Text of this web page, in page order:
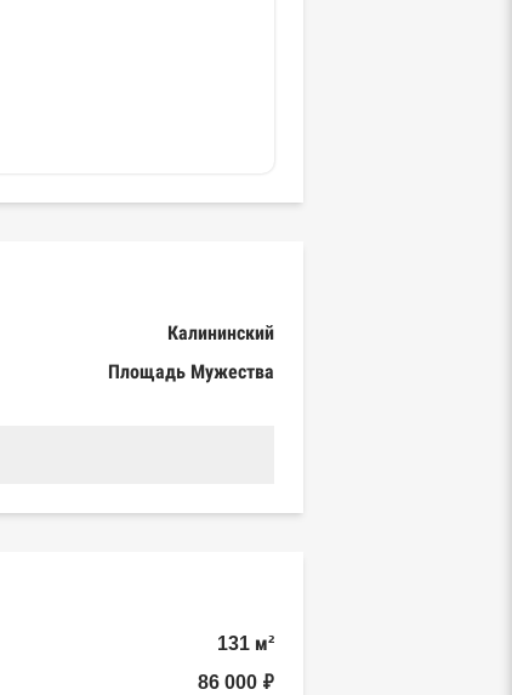
Калининский
Площадь Мужества
131 м²
86 000 ₽